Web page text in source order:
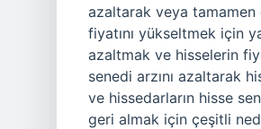
azaltarak veya tamamen
fiyatını yükseltmek için
azaltmak ve hisselerin
senedi arzını azaltarak
ve hissedarların hisse
geri almak için çeşitli